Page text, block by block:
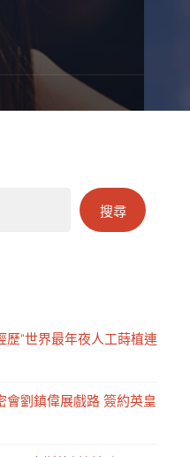
搜尋
歷“世界最年夜人工蒔植連
會劉鎮偉展戲路 簽約英皇